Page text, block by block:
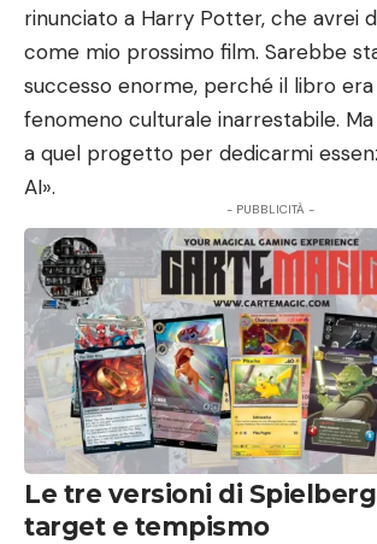
rinunciato a Harry Potter, che avrei
come mio prossimo film. Sarebbe
successo enorme, perché il libro era
fenomeno culturale inarrestabile.
a quel progetto per dedicarmi
AI».
- PUBBLICITÀ -
Le tre versioni di
target e tempismo